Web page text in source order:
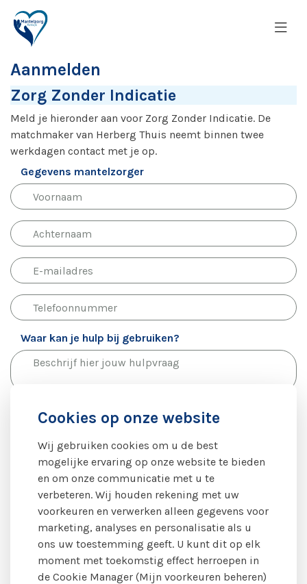
Aanmelden
Zorg Zonder Indicatie
Meld je hieronder aan voor Zorg Zonder Indicatie. De
matchmaker van Herberg Thuis neemt binnen twee
werkdagen contact met je op.
Gegevens mantelzorger
Waar kan je hulp bij gebruiken?
Woonplaats van jouw naaste die de zorg ontvangt
Optioneel: welke Buddie heeft jouw voorkeur om
mee kennis te maken?
Ik accepteer deprivacyverklaringvan Mantelzorg
Katwijk en gebruikersovereenkomstvan Herberg
Thuis.
Cookies op onze website
Wij gebruiken cookies om u de best
mogelijke ervaring op onze website te bieden
en om onze communicatie met u te
verbeteren. Wij houden rekening met uw
voorkeuren en verwerken alleen gegevens voor
marketing, analyses en personalisatie als u
ons uw toestemming geeft. U kunt dit op elk
moment met toekomstig effect herroepen in
de Cookie Manager (Mijn voorkeuren beheren)